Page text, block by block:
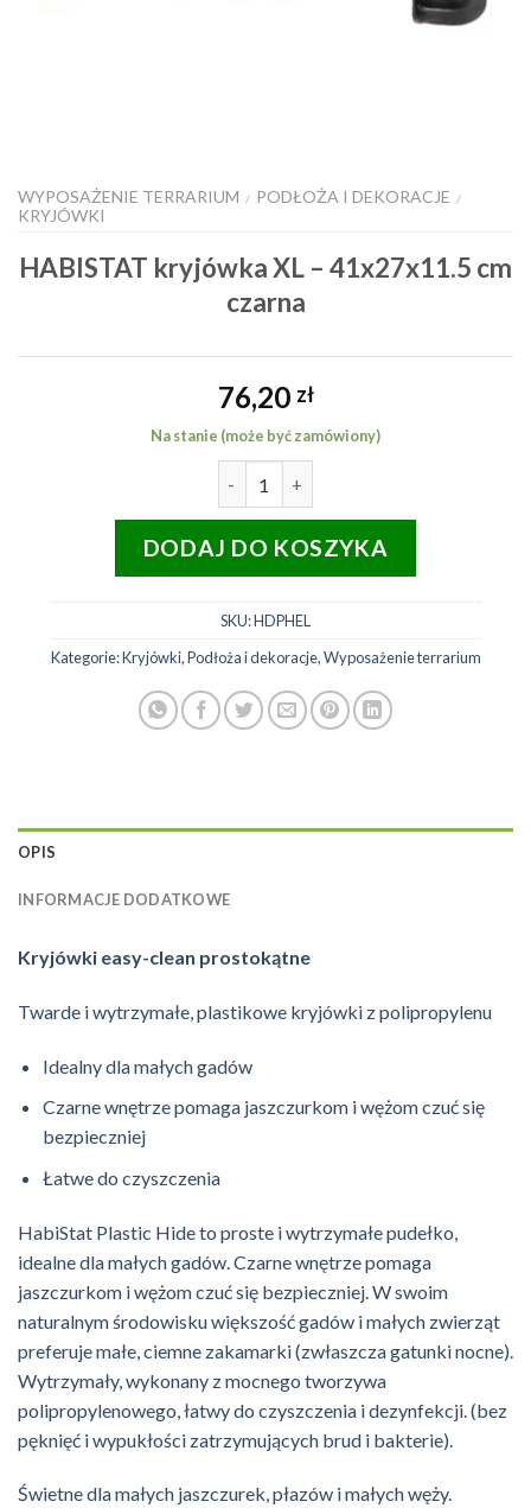
WYPOSAŻENIE TERRARIUM / PODŁOŻA I DEKORACJE /
KRYJÓWKI
HABISTAT kryjówka XL – 41x27x11.5 cm
czarna
76,20 zł
Na stanie (może być zamówiony)
DODAJ DO KOSZYKA
SKU:HDPHEL
Kategorie:Kryjówki,Podłoża i dekoracje,Wyposażenie terrarium
OPIS
INFORMACJE DODATKOWE
Kryjówki easy-clean prostokątne
Twarde i wytrzymałe, plastikowe kryjówki z polipropylenu
Idealny dla małych gadów
Czarne wnętrze pomaga jaszczurkom i wężom czuć się
bezpieczniej
Łatwe do czyszczenia
HabiStat Plastic Hide to proste i wytrzymałe pudełko,
idealne dla małych gadów. Czarne wnętrze pomaga
jaszczurkom i wężom czuć się bezpieczniej. W swoim
naturalnym środowisku większość gadów i małych zwierząt
preferuje małe, ciemne zakamarki (zwłaszcza gatunki nocne).
Wytrzymały, wykonany z mocnego tworzywa
polipropylenowego, łatwy do czyszczenia i dezynfekcji. (bez
pęknięć i wypukłości zatrzymujących brud i bakterie).
Świetne dla małych jaszczurek, płazów i małych węży.